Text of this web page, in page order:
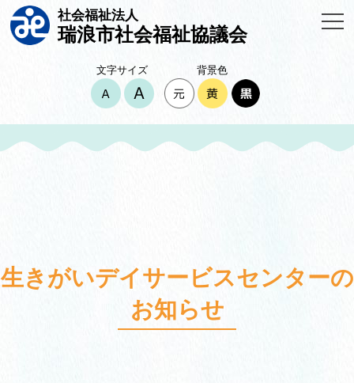
社会福祉法人
瑞浪市社会福祉協議会
文字サイズ 背景色
生きがいデイサービスセンターの
お知らせ